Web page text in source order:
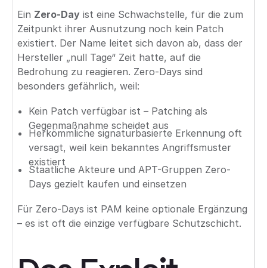
Ein Zero-Dayist eine Schwachstelle, für die zum
Zeitpunkt ihrer Ausnutzung noch kein Patch
existiert. Der Name leitet sich davon ab, dass der
Hersteller „null Tage“ Zeit hatte, auf die
Bedrohung zu reagieren. Zero-Days sind
besonders gefährlich, weil:
Kein Patch verfügbar ist – Patching als
Gegenmaßnahme scheidet aus
Herkömmliche signaturbasierte Erkennung oft
versagt, weil kein bekanntes Angriffsmuster
existiert
Staatliche Akteure und APT-Gruppen Zero-
Days gezielt kaufen und einsetzen
Für Zero-Days ist PAM keine optionale Ergänzung
– es ist oft die einzige verfügbare Schutzschicht.